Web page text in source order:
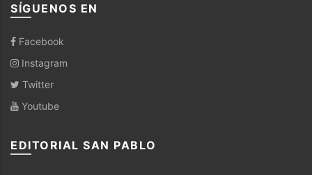
SÍGUENOS EN
Facebook
Instagram
Twitter
Youtube
EDITORIAL SAN PABLO